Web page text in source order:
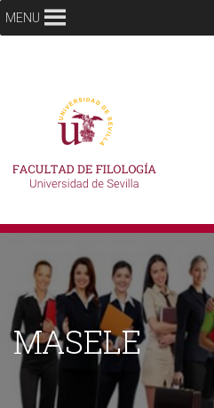
MENU
MASELE